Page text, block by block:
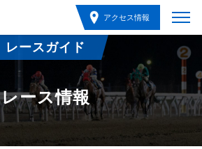
アクセス情報
レースガイド
レース情報